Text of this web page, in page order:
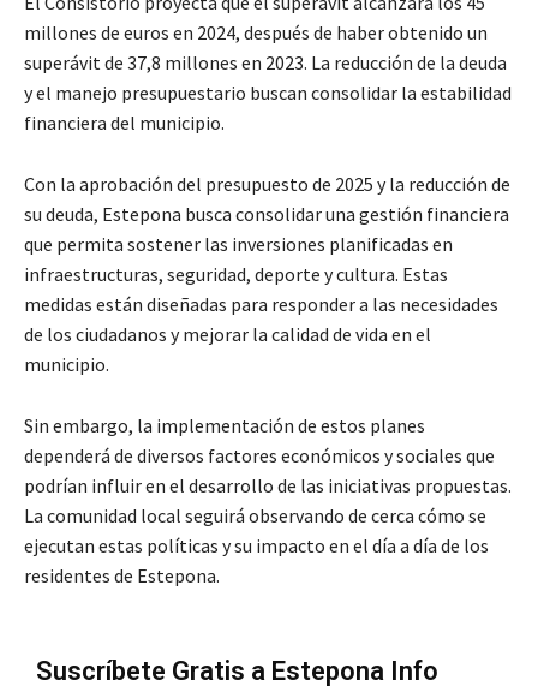
millones de euros en 2024, después de haber obtenido un
superávit de 37,8 millones en 2023. La reducción de la deuda
y el manejo presupuestario buscan consolidar la estabilidad
financiera del municipio.
Con la aprobación del presupuesto de 2025 y la reducción de
su deuda, Estepona busca consolidar una gestión financiera
que permita sostener las inversiones planificadas en
infraestructuras, seguridad, deporte y cultura. Estas
medidas están diseñadas para responder a las necesidades
de los ciudadanos y mejorar la calidad de vida en el
municipio.
Sin embargo, la implementación de estos planes
dependerá de diversos factores económicos y sociales que
podrían influir en el desarrollo de las iniciativas propuestas.
La comunidad local seguirá observando de cerca cómo se
ejecutan estas políticas y su impacto en el día a día de los
residentes de Estepona.
Suscríbete Gratis a Estepona Info